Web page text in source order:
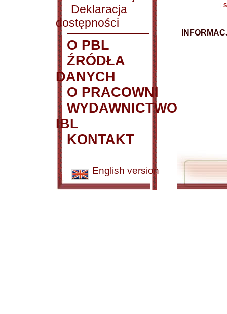
Deklaracja
dostępności
O PBL
ŹRÓDŁA
DANYCH
O PRACOWNI
WYDAWNICTWO
IBL
KONTAKT
English version
|